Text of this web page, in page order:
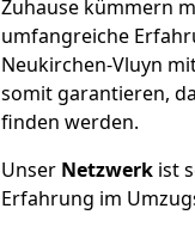
Zuhause kümmern
umfangreiche
Neukirchen-Vluyn
somit garantieren,
finden werden.
Unser Netzwerk ist
Erfahrung im